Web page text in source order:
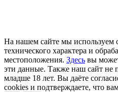
На нашем сайте мы используем
технического характера и
местоположения. Здесь вы
эти данные. Также наш сайт не
младше 18 лет. Вы даёте
cookies и подтверждаете, что